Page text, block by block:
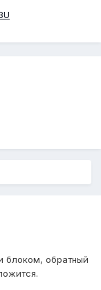
блоком, обратный